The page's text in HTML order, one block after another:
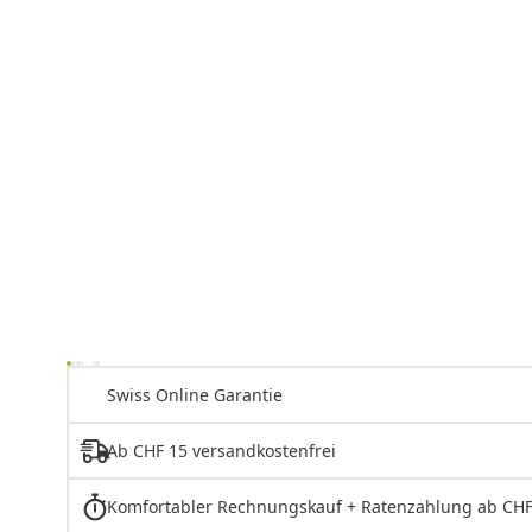
Swiss Online Garantie
Ab CHF 15 versandkostenfrei
Komfortabler Rechnungskauf + Ratenzahlung ab